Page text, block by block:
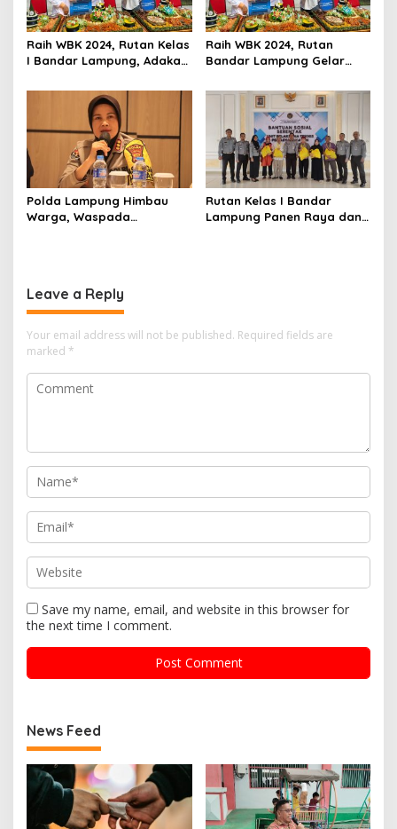
Raih WBK 2024, Rutan Kelas
I Bandar Lampung, Adakan
Bersama
Raih WBK 2024, Rutan
Bandar Lampung Gelar
Bersama
Polda Lampung Himbau
Warga, Waspada
Rutan Kelas I Bandar
Lampung Panen Raya dan
Leave a Reply
Your email address will not be published. Required fields are
marked *
Save my name, email, and website in this browser for
the next time I comment.
News Feed